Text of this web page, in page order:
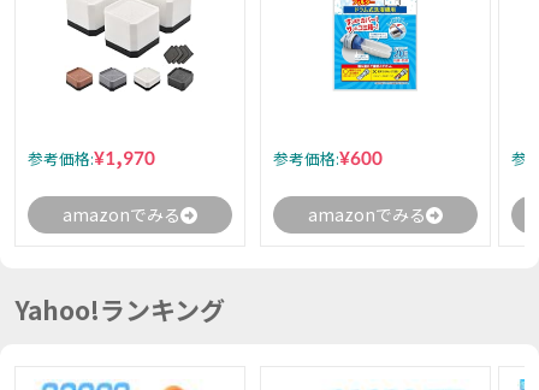
参考価格:¥1,970
amazonでみる
参考価格:¥600
amazonでみる
参
Yahoo!ランキング